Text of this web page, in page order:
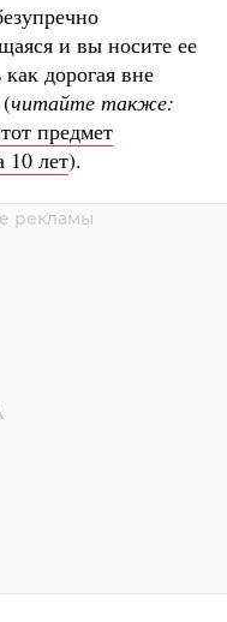
и вы носите ее
дорогая вне
читайте также:
предмет
10 лет).